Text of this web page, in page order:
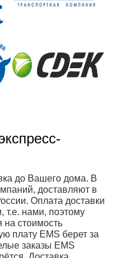
до Вашего дома. В
доставляют в
Оплата доставки
т.е. нами, поэтому
на стоимость
плату EMS берет за
заказы EMS